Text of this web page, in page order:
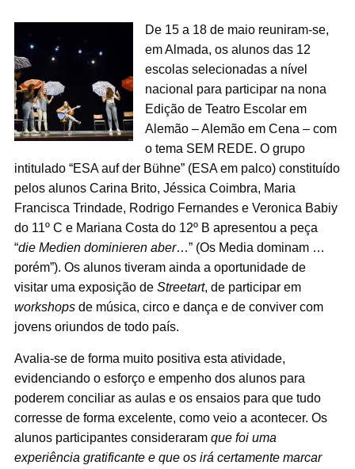
De 15 a 18 de maio reuniram-se,
em Almada, os alunos das 12
escolas selecionadas a nível
nacional para participar na nona
Edição de Teatro Escolar em
Alemão – Alemão em Cena – com
o tema SEM REDE. O grupo
intitulado “ESA auf der Bühne” (ESA em palco) constituído
pelos alunos Carina Brito, Jéssica Coimbra, Maria
Francisca Trindade, Rodrigo Fernandes e Veronica Babiy
do 11º C e Mariana Costa do 12º B apresentou a peça
“die Medien dominieren aber…” (Os Media dominam …
porém”). Os alunos tiveram ainda a oportunidade de
visitar uma exposição de Streetart, de participar em
workshopsde música, circo e dança e de conviver com
jovens oriundos de todo país.
Avalia-se de forma muito positiva esta atividade,
evidenciando o esforço e empenho dos alunos para
poderem conciliar as aulas e os ensaios para que tudo
corresse de forma excelente, como veio a acontecer. Os
alunos participantes consideraram que foi uma
experiência gratificante e que os irá certamente marcar